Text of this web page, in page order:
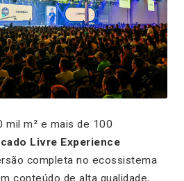
mil m² e mais de 100
Livre Experience
completa no ecossistema
conteúdo de alta qualidade,